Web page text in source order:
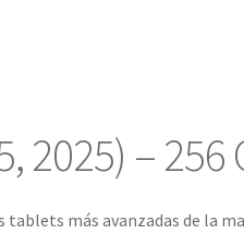
2025) – 256
tablets más avanzadas de la